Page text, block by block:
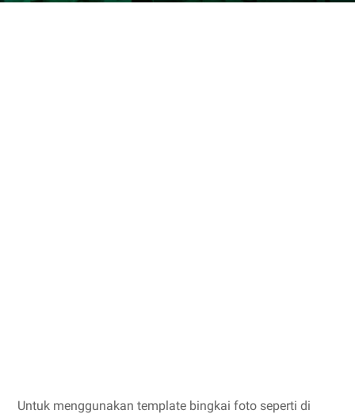
Untuk menggunakan template bingkai foto seperti di